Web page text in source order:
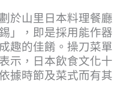
於山里日本料理餐廳
」，即是採用能作器
趣的佳餚。操刀菜單
示，日本飲食文化十
據時節及菜式而有其